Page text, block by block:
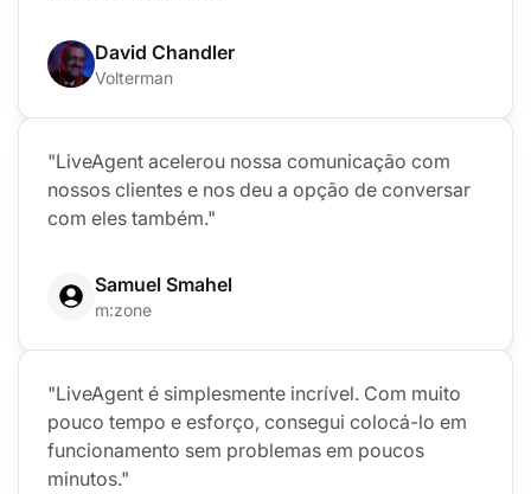
David Chandler
Volterman
"LiveAgent acelerou nossa comunicação com
nossos clientes e nos deu a opção de conversar
com eles também."
Samuel Smahel
m:zone
"LiveAgent é simplesmente incrível. Com muito
pouco tempo e esforço, consegui colocá-lo em
funcionamento sem problemas em poucos
minutos."